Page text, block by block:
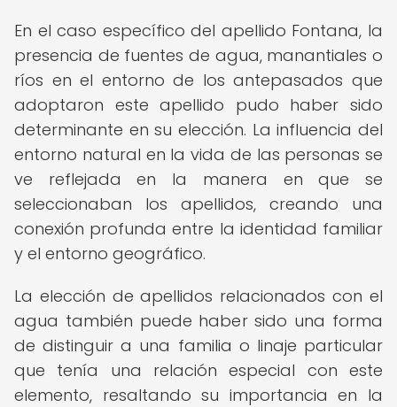
En el caso específico del apellido Fontana, la
presencia de fuentes de agua, manantiales o
ríos en el entorno de los antepasados que
adoptaron este apellido pudo haber sido
determinante en su elección. La influencia del
entorno natural en la vida de las personas se
ve reflejada en la manera en que se
seleccionaban los apellidos, creando una
conexión profunda entre la identidad familiar
y el entorno geográfico.
La elección de apellidos relacionados con el
agua también puede haber sido una forma
de distinguir a una familia o linaje particular
que tenía una relación especial con este
elemento, resaltando su importancia en la